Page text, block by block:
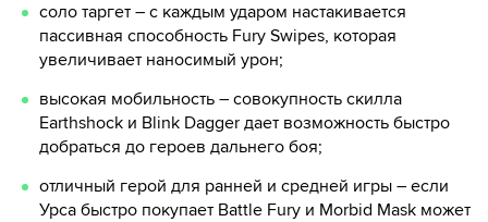
соло таргет – с каждым ударом настакивается
пассивная способность Fury Swipes, которая
увеличивает наносимый урон;
высокая мобильность – совокупность скилла
Earthshock и Blink Dagger дает возможность быстро
добраться до героев дальнего боя;
отличный герой для ранней и средней игры – если
Урса быстро покупает Battle Fury и Morbid Mask может